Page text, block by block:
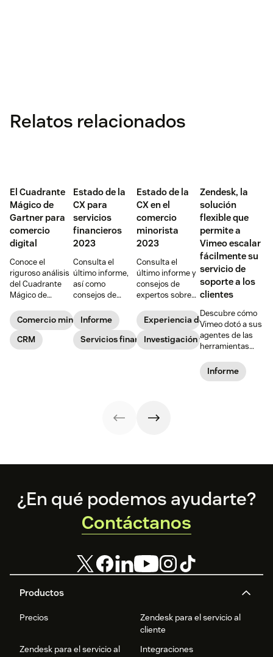
Relatos relacionados
El Cuadrante
Mágico de
Gartner para
comercio
digital
Conoce el
riguroso análisis
del Cuadrante
Mágico de
se posiciona
Zendesk como
líder de su
sector.
Comercio minorista
CRM
Estado de la
CX para
servicios
financieros
2023
Consulta el
último informe,
así como
consejos de
cómo crear una
CX innovadora
en el sector de
los servicios
Informe
Servicios financieros
Estado de la
CX en el
comercio
minorista
2023
Consulta el
último informe y
consejos de
expertos sobre
CX innovadora
en el sector del
comercio
minorista en
Experiencia de cliente
Investigación y tendencias
Zendesk, la
solución
flexible que
permite a
Vimeo escalar
fácilmente su
servicio de
soporte a los
clientes
Descubre cómo
Vimeo dotó a sus
agentes de las
herramientas
para ser más
productivos y
Informe
Footer
Productos
Precios
Zendesk para el servicio al
cliente
Zendesk para el servicio al
Integraciones
¿En qué podemos ayudarte?
Contáctanos